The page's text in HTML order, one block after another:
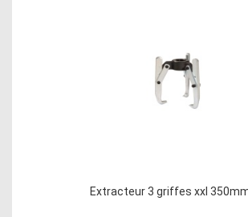
Extracteur 3 griffes xxl